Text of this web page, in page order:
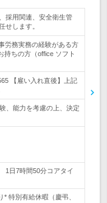
採用関連、安全衛生管
せします。
労務実務の経験がある方
持ちの方（office ソフト
【雇い入れ直後】上記
、能力を考慮の上、決定
1日7時間50分コアタイ
特別有給休暇（慶弔、